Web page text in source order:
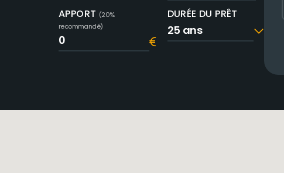
APPORT (20%
recommandé)
DURÉE DU PRÊT